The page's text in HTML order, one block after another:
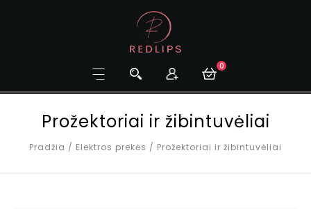
0
Prožektoriai ir žibintuvėliai
Pradžia / Elektros prekės / Prožektoriai ir žibintuvėliai